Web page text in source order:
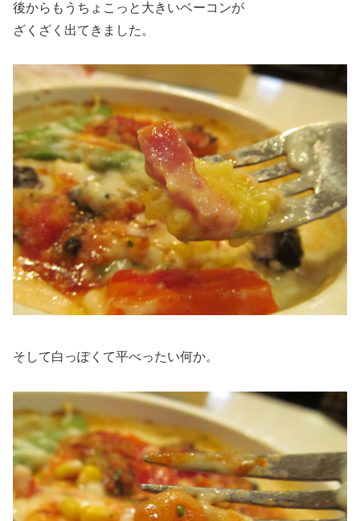
後からもうちょこっと大きいベーコンが
ざくざく出てきました。
そして白っぽくて平べったい何か。